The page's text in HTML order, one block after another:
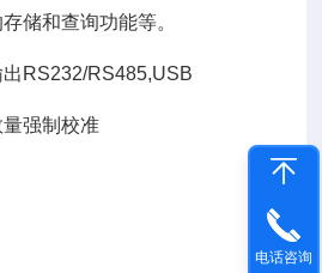
储和查询功能等。
RS232/RS485,USB
强制校准
电话咨询